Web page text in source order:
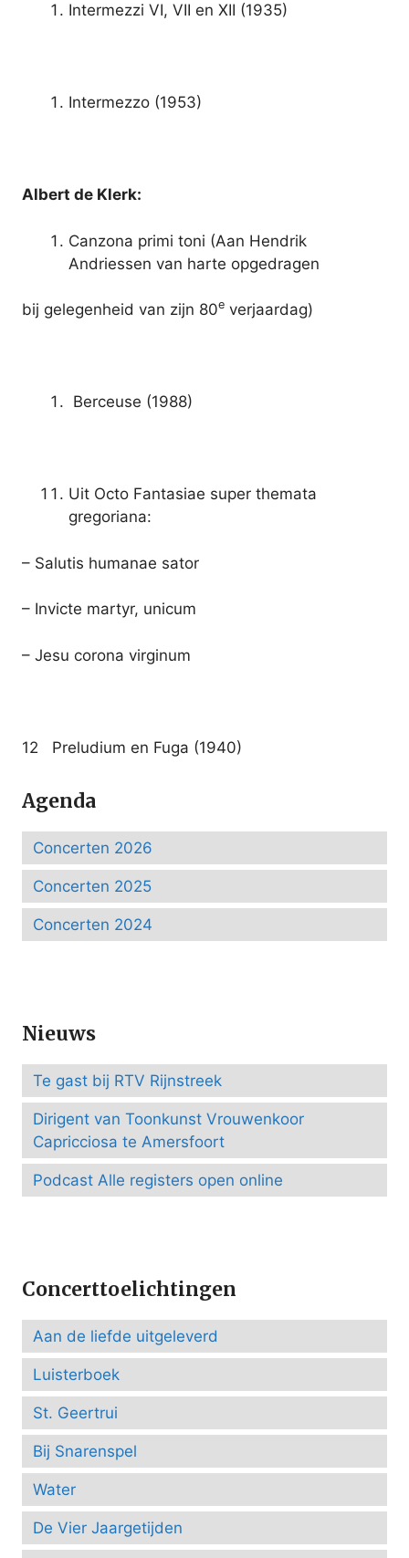
Intermezzi VI, VII en XII (1935)
Intermezzo (1953)
Albert de Klerk:
Canzona primi toni (Aan Hendrik
Andriessen van harte opgedragen
bij gelegenheid van zijn 80e verjaardag)
Berceuse (1988)
Uit Octo Fantasiae super themata
gregoriana:
– Salutis humanae sator
– Invicte martyr, unicum
– Jesu corona virginum
12 Preludium en Fuga (1940)
Agenda
Concerten 2026
Concerten 2025
Concerten 2024
Nieuws
Te gast bij RTV Rijnstreek
Dirigent van Toonkunst Vrouwenkoor
Capricciosa te Amersfoort
Podcast Alle registers open online
Concerttoelichtingen
Aan de liefde uitgeleverd
Luisterboek
St. Geertrui
Bij Snarenspel
Water
De Vier Jaargetijden